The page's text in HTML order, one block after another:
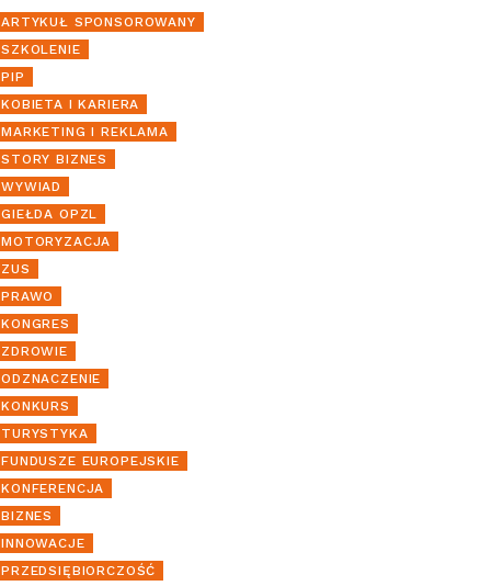
ARTYKUŁ SPONSOROWANY
SZKOLENIE
PIP
KOBIETA I KARIERA
MARKETING I REKLAMA
STORY BIZNES
WYWIAD
GIEŁDA OPZL
MOTORYZACJA
ZUS
PRAWO
KONGRES
ZDROWIE
ODZNACZENIE
KONKURS
TURYSTYKA
FUNDUSZE EUROPEJSKIE
KONFERENCJA
BIZNES
INNOWACJE
PRZEDSIĘBIORCZOŚĆ